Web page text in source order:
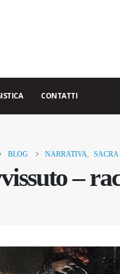
CONTATTI
BLOG NARRATIVA, SACRA
–